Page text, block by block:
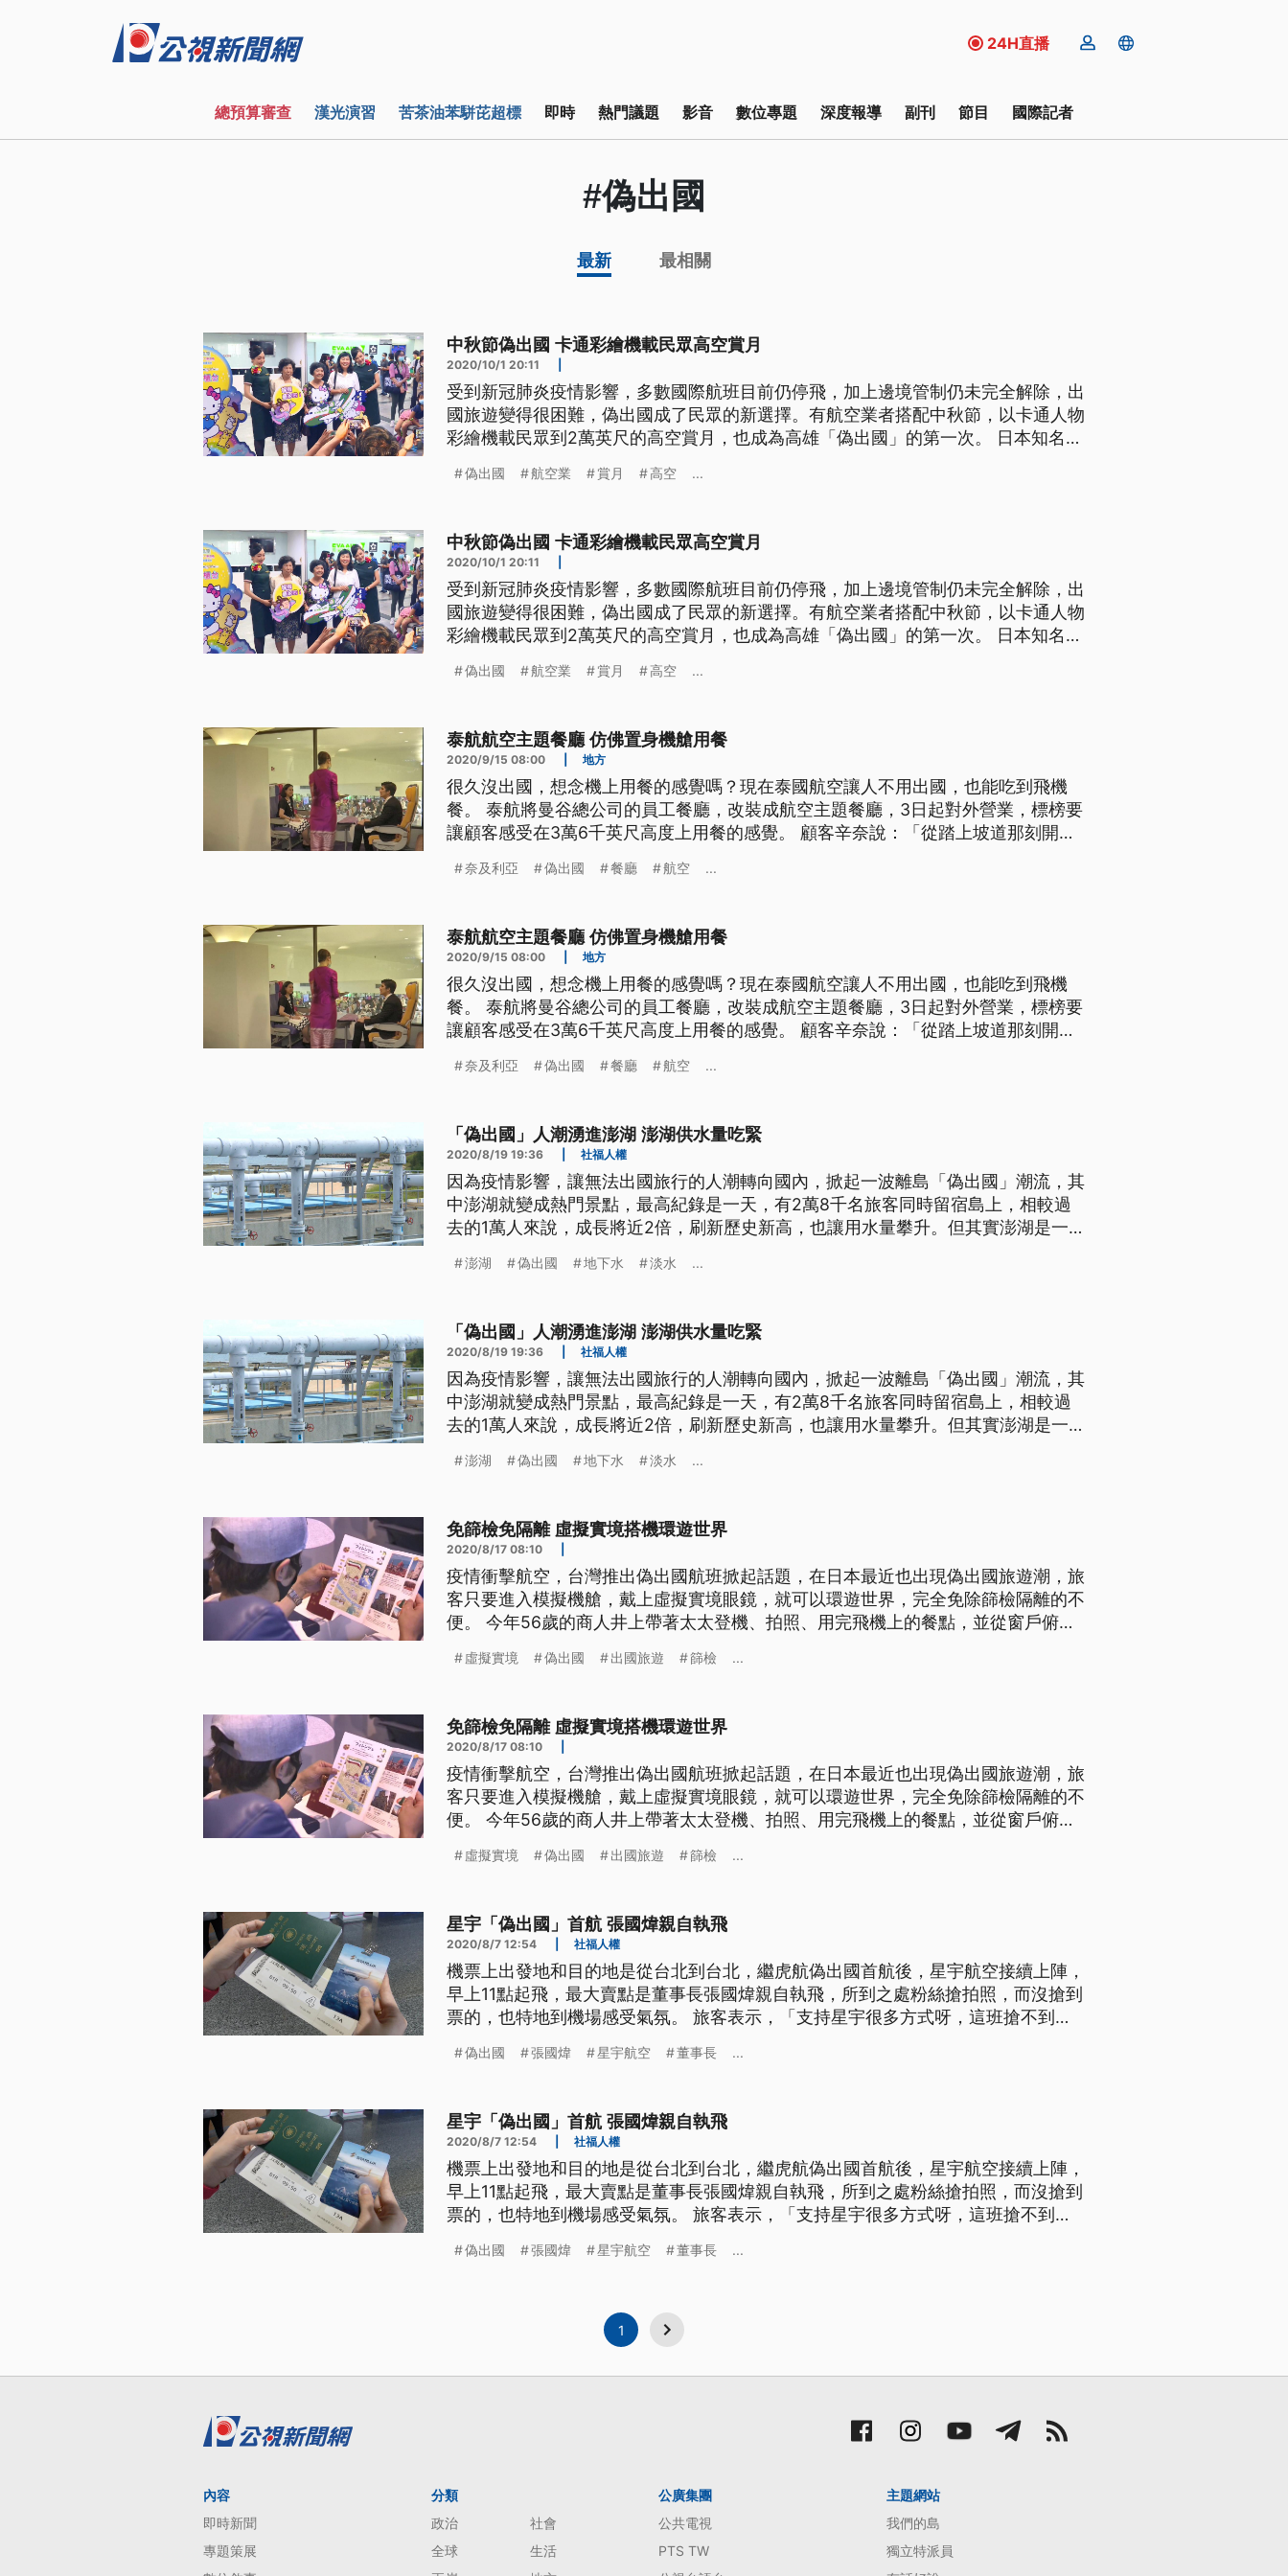
24H直播
總預算審查 漢光演習 苦茶油苯駢芘超標 即時 熱門議題 影音 數位專題 深度報導 副刊 節目 國際記者
#偽出國
最新 最相關
中秋節偽出國 卡通彩繪機載民眾高空賞月
2020/10/1 20:11
受到新冠肺炎疫情影響，多數國際航班目前仍停飛，加上邊境管制仍未完全解除，出
國旅遊變得很困難，偽出國成了民眾的新選擇。有航空業者搭配中秋節，以卡通人物
彩繪機載民眾到2萬英尺的高空賞月，也成為高雄「偽出國」的第一次。 日本知名卡
月專機，準備在1日晚上免費載著全國40位名叫嫦娥的民眾，一起在2萬英尺的高空
偽出國 航空業 賞月 高空 ...
中秋節偽出國 卡通彩繪機載民眾高空賞月
2020/10/1 20:11
受到新冠肺炎疫情影響，多數國際航班目前仍停飛，加上邊境管制仍未完全解除，出
國旅遊變得很困難，偽出國成了民眾的新選擇。有航空業者搭配中秋節，以卡通人物
彩繪機載民眾到2萬英尺的高空賞月，也成為高雄「偽出國」的第一次。 日本知名卡
月專機，準備在1日晚上免費載著全國40位名叫嫦娥的民眾，一起在2萬英尺的高空
偽出國 航空業 賞月 高空 ...
泰航航空主題餐廳 仿佛置身機艙用餐
2020/9/15 08:00 地方
很久沒出國，想念機上用餐的感覺嗎？現在泰國航空讓人不用出國，也能吃到飛機
餐。 泰航將曼谷總公司的員工餐廳，改裝成航空主題餐廳，3日起對外營業，標榜要
讓顧客感受在3萬6千英尺高度上用餐的感覺。 顧客辛奈說：「從踏上坡道那刻開
樣。」 進門走登機梯，坐的是飛機座椅，前來服務的也是貨真價實的機組人員；用
奈及利亞 偽出國 餐廳 航空 ...
泰航航空主題餐廳 仿佛置身機艙用餐
2020/9/15 08:00 地方
很久沒出國，想念機上用餐的感覺嗎？現在泰國航空讓人不用出國，也能吃到飛機
餐。 泰航將曼谷總公司的員工餐廳，改裝成航空主題餐廳，3日起對外營業，標榜要
讓顧客感受在3萬6千英尺高度上用餐的感覺。 顧客辛奈說：「從踏上坡道那刻開
樣。」 進門走登機梯，坐的是飛機座椅，前來服務的也是貨真價實的機組人員；用
奈及利亞 偽出國 餐廳 航空 ...
「偽出國」人潮湧進澎湖 澎湖供水量吃緊
2020/8/19 19:36 社福人權
因為疫情影響，讓無法出國旅行的人潮轉向國內，掀起一波離島「偽出國」潮流，其
中澎湖就變成熱門景點，最高紀錄是一天，有2萬8千名旅客同時留宿島上，相較過
去的1萬人來說，成長將近2倍，刷新歷史新高，也讓用水量攀升。但其實澎湖是一
中，連續舉辦18年的澎湖花火節，每年都吸引大批遊客到訪，再加上今年新冠肺炎
澎湖 偽出國 地下水 淡水 ...
「偽出國」人潮湧進澎湖 澎湖供水量吃緊
2020/8/19 19:36 社福人權
因為疫情影響，讓無法出國旅行的人潮轉向國內，掀起一波離島「偽出國」潮流，其
中澎湖就變成熱門景點，最高紀錄是一天，有2萬8千名旅客同時留宿島上，相較過
去的1萬人來說，成長將近2倍，刷新歷史新高，也讓用水量攀升。但其實澎湖是一
中，連續舉辦18年的澎湖花火節，每年都吸引大批遊客到訪，再加上今年新冠肺炎
澎湖 偽出國 地下水 淡水 ...
免篩檢免隔離 虛擬實境搭機環遊世界
2020/8/17 08:10
疫情衝擊航空，台灣推出偽出國航班掀起話題，在日本最近也出現偽出國旅遊潮，旅
客只要進入模擬機艙，戴上虛擬實境眼鏡，就可以環遊世界，完全免除篩檢隔離的不
便。 今年56歲的商人井上帶著太太登機、拍照、用完飛機上的餐點，並從窗戶俯視
客，其實根本沒離開過東京。 日本商人井上說：「我經常出國做生意，但我沒去過
虛擬實境 偽出國 出國旅遊 篩檢 ...
免篩檢免隔離 虛擬實境搭機環遊世界
2020/8/17 08:10
疫情衝擊航空，台灣推出偽出國航班掀起話題，在日本最近也出現偽出國旅遊潮，旅
客只要進入模擬機艙，戴上虛擬實境眼鏡，就可以環遊世界，完全免除篩檢隔離的不
便。 今年56歲的商人井上帶著太太登機、拍照、用完飛機上的餐點，並從窗戶俯視
客，其實根本沒離開過東京。 日本商人井上說：「我經常出國做生意，但我沒去過
虛擬實境 偽出國 出國旅遊 篩檢 ...
星宇「偽出國」首航 張國煒親自執飛
2020/8/7 12:54 社福人權
機票上出發地和目的地是從台北到台北，繼虎航偽出國首航後，星宇航空接續上陣，
早上11點起飛，最大賣點是董事長張國煒親自執飛，所到之處粉絲搶拍照，而沒搶到
票的，也特地到機場感受氣氛。 旅客表示，「支持星宇很多方式呀，這班搶不到的
是他的粉絲，所以他一出來馬上就搶購了，（記者問：很難搶嗎？）很難搶呀，好像
偽出國 張國煒 星宇航空 董事長 ...
星宇「偽出國」首航 張國煒親自執飛
2020/8/7 12:54 社福人權
機票上出發地和目的地是從台北到台北，繼虎航偽出國首航後，星宇航空接續上陣，
早上11點起飛，最大賣點是董事長張國煒親自執飛，所到之處粉絲搶拍照，而沒搶到
票的，也特地到機場感受氣氛。 旅客表示，「支持星宇很多方式呀，這班搶不到的
是他的粉絲，所以他一出來馬上就搶購了，（記者問：很難搶嗎？）很難搶呀，好像
偽出國 張國煒 星宇航空 董事長 ...
1
內容
即時新聞
專題策展
分類
政治
社會
全球
生活
公廣集團
公共電視
PTS TW
主題網站
我們的島
獨立特派員